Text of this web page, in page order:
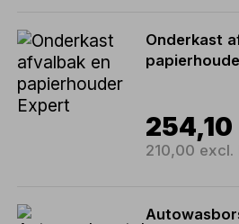
Onderkast
254,10
210,00 excl.